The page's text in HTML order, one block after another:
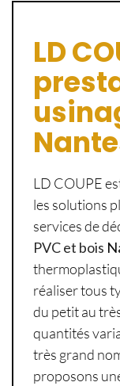
LD
LD COUPE
les solutions
services de
PVC et bois
réaliser tous
du petit au
quantités
très grand
proposons